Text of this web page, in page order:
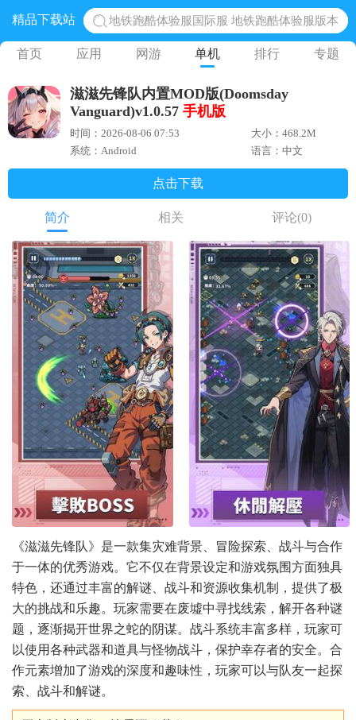
精品下载站
地铁跑酷体验服国际服 地铁跑酷体验服版本
网易光遇手游正版 点亮星空共庆周年
黎明觉醒生机腾讯正版 黎明觉醒生机国际服
蛋仔派对下载 蛋仔派对体验服
奥特曼王者传奇 正版奥特曼游戏
首页 应用 网游 单机 排行 专题
滋滋先锋队内置MOD版(Doomsday
Vanguard)v1.0.57 手机版
时间：2026-08-06 07:53
大小：468.2M
系统：Android
语言：中文
点击下载
简介 相关 评论(0)
《滋滋先锋队》是一款集灾难背景、冒险探索、战斗与合作
于一体的优秀游戏。它不仅在背景设定和游戏氛围方面独具
特色，还通过丰富的解谜、战斗和资源收集机制，提供了极
大的挑战和乐趣。玩家需要在废墟中寻找线索，解开各种谜
题，逐渐揭开世界之蛇的阴谋。战斗系统丰富多样，玩家可
以使用各种武器和道具与怪物战斗，保护幸存者的安全。合
作元素增加了游戏的深度和趣味性，玩家可以与队友一起探
索、战斗和解谜。